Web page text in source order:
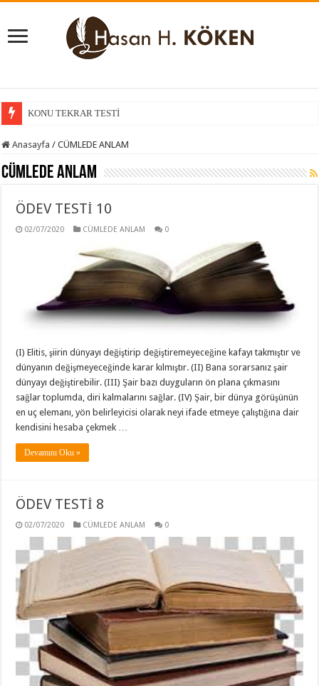
KONU TEKRAR TESTİ
KONU KAVRAMA TESTİ
Anasayfa / CÜMLEDE ANLAM
CÜMLEDE ANLAM
ÖDEV TESTİ 10
02/07/2020 CÜMLEDE ANLAM 0
(I) Elitis, şiirin dünyayı değiştirip değiştiremeyeceğine kafayı takmıştır ve
dünyanın değişmeyeceğinde karar kılmıştır. (II) Bana sorarsanız şair
dünyayı değiştirebilir. (III) Şair bazı duyguların ön plana çıkmasını
sağlar toplumda, diri kalmalarını sağlar. (IV) Şair, bir dünya görüşünün
en uç elemanı, yön belirleyicisi olarak neyi ifade etmeye çalıştığına dair
kendisini hesaba çekmek …
Devamını Oku »
ÖDEV TESTİ 8
02/07/2020 CÜMLEDE ANLAM 0